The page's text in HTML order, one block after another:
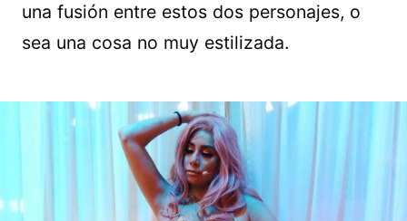
una fusión entre estos dos personajes, o
sea una cosa no muy estilizada.